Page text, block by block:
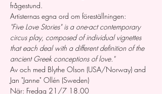
frågestund.
Artisternas egna ord om föreställningen:
"Five Love Stories" is a one-act contemporary
circus play, composed of individual vignettes
that each deal with a different definition of the
ancient Greek conceptions of love."
Av och med Blythe Olson (USA/Norway) and
Jan "Janne" Ollén (Sweden)
När: Fredag 21/7 18.00